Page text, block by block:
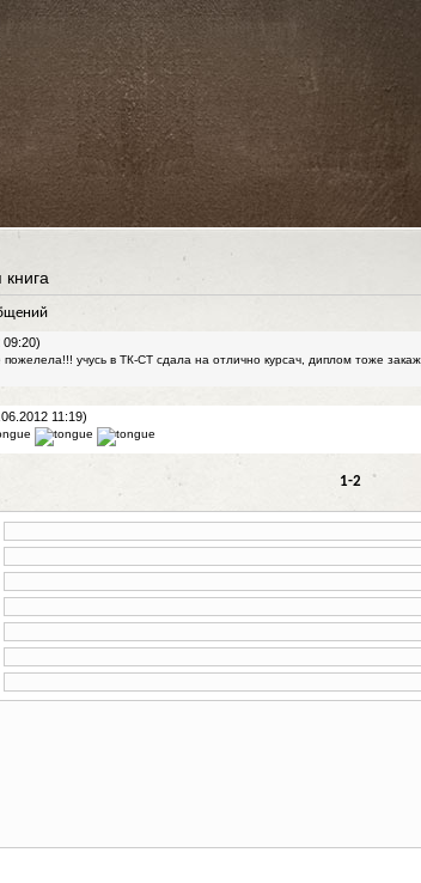
книга
09:20)
учусь в ТК-СТ сдала на отлично курсач, диплом тоже
11:19)
1-2